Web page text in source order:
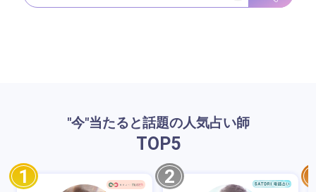
"今"当たると話題の人気占い師
TOP5
1 2